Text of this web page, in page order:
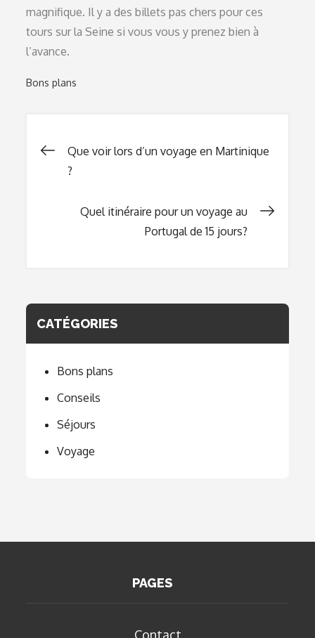
magnifique. Il y a des billets pas chers pour ces
tours sur la Seine si vous vous y prenez bien à
l’avance.
Bons plans
Navigation
Que voir lors d’un voyage en Martinique
?
Quel itinéraire pour un voyage au
Portugal de 15 jours?
CATÉGORIES
Bons plans
Conseils
Séjours
Voyage
PAGES
Contact